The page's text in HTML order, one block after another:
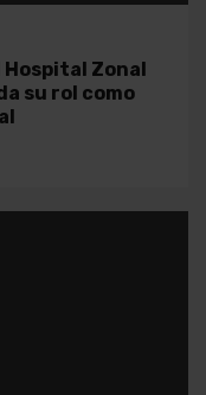
Hospital Zonal
su rol como